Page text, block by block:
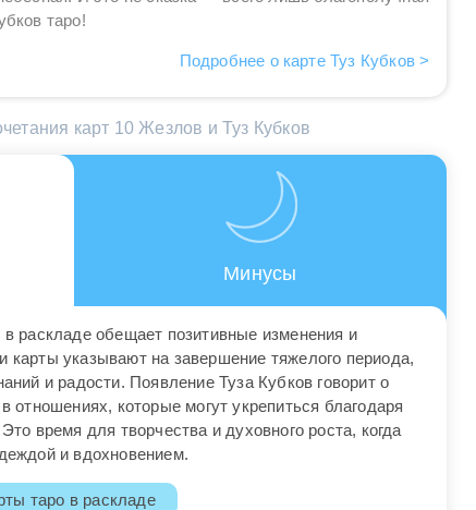
таро!
Подробнее о карте Туз Кубков >
карт 10 Жезлов и Туз Кубков
Минусы
раскладе обещает позитивные изменения и
карты указывают на завершение тяжелого периода,
и радости. Появление Туза Кубков говорит о
отношениях, которые могут укрепиться благодаря
время для творчества и духовного роста, когда
и вдохновением.
таро в раскладе